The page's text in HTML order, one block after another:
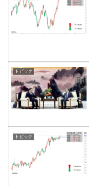
トピック
トピック